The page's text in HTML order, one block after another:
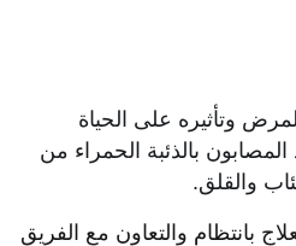
وتأثيره على الحياة
المصابون بالذئبة الحمراء من
والقلق.
بانتظام والتعاون مع الفريق